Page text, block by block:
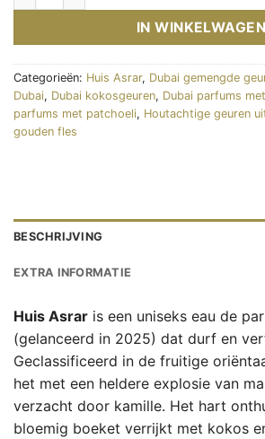
IN WINKELWAGEN
Categorieën: Huis Asrar, Dubai gemengde
Dubai, Dubai kokosgeuren, Dubai parfums
parfums met patchoeli, Houtachtige geuren
gouden fles
BESCHRIJVING
EXTRA INFORMATIE
Huis Asrar is een uniseks eau de
(gelanceerd in 2025) dat durf en
Geclassificeerd in de fruitige
het met een heldere explosie van
verzacht door kamille. Het hart
bloemig boeket verrijkt met kokos